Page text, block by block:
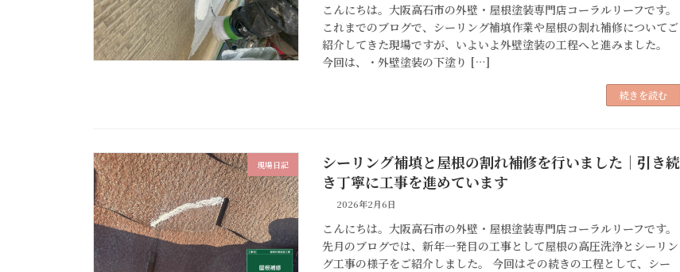
こんにちは。大阪高石市の外壁・屋根塗装専門店コーラルリーフです。
これまでのブログで、シーリング補填作業や屋根の割れ補修についてご
紹介してきた現場ですが、いよいよ外壁塗装の工程へと進みました。
今回は、・外壁塗装の下塗り […]
続きを読む
現場日記
シーリング補填と屋根の割れ補修を行いました｜引き続
き丁寧に工事を進めています
2026年2月6日
こんにちは。大阪高石市の外壁・屋根塗装専門店コーラルリーフです。
先月のブログでは、新年一発目の工事として屋根の高圧洗浄とシーリン
グ工事の様子をご紹介しました。 今回はその続きの工程として、シー